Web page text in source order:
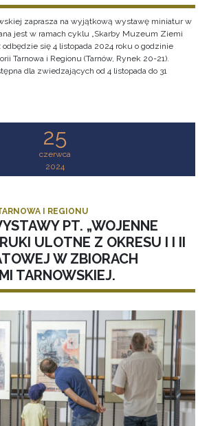
zaprasza na wyjątkową wystawę miniatur w
jest w ramach cyklu „Skarby Muzeum Ziemi
odbędzie się 4 listopada 2024 roku o godzinie
Tarnowa i Regionu (Tarnów, Rynek 20-21).
dla zwiedzających od 4 listopada do 31
25
czerwca
2024
I REGIONU
PT. „WOJENNE
ULOTNE Z OKRESU I I II
W ZBIORACH
TARNOWSKIEJ.